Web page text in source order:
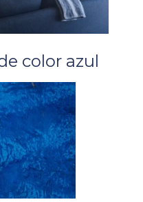
color azul